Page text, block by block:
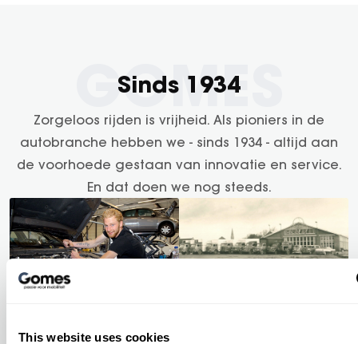
This website uses cookies
Sinds 1934
Zorgeloos rijden is vrijheid. Als pioniers in de
autobranche hebben we - sinds 1934 - altijd aan
de voorhoede gestaan van innovatie en service.
En dat doen we nog steeds.